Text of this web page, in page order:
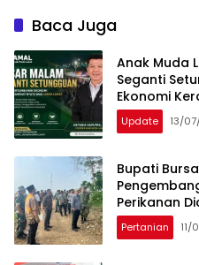
Baca Juga
Anak Muda
Seganti
Ekonomi
Update 13/
Bupati
Perikanan
Pertanian 11/